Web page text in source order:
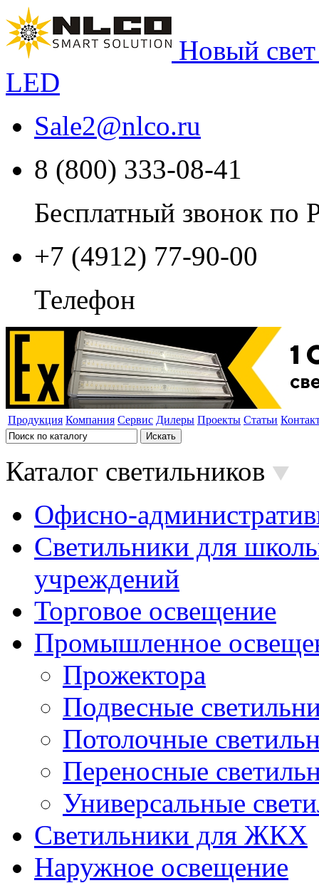
Новый
LED
Sale2@nlco.ru
8 (800) 333-08-41
Бесплатный звонок по
+7 (4912) 77-90-00
Телефон
Продукция Компания Сервис Дилеры Проекты Статьи
Каталог светильников
Офисно-
Светильники для
учреждений
Торговое освещение
Промышленное
Прожектора
Подвесные
Потолочные
Переносные
Универсальные
Светильники для ЖКХ
Наружное освещение